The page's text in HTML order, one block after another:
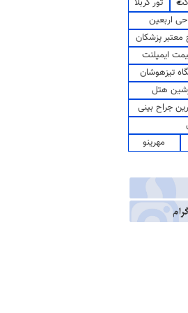
اربعین
پزشکان
ایمپلنت
تیزهوشان
هتل
جراح بینی
مهرینو